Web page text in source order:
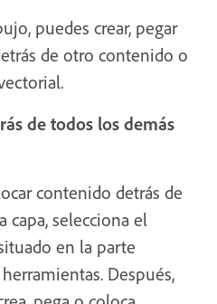
puedes crear, pegar
de otro contenido o
de todos los demás
contenido detrás de
selecciona el
en la parte
Después,